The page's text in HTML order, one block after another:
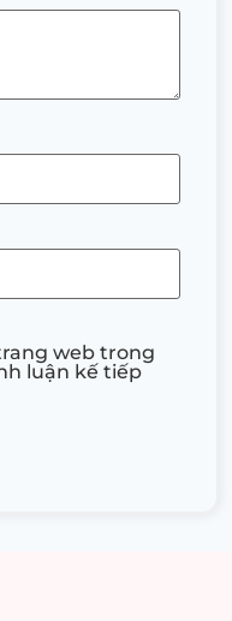
web trong
luận kế tiếp